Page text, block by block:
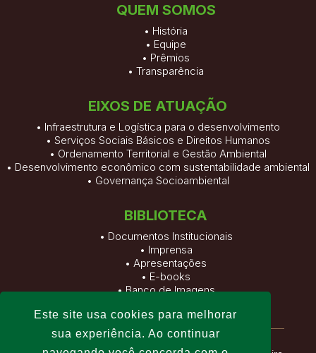
QUEM SOMOS
• História
• Equipe
• Prêmios
•Transparência
EIXOS DE ATUAÇÃO
• Infraestrutura e Logística para o desenvolvimento
• Serviços Sociais Básicos e Direitos Humanos
• Ordenamento Territorial e Gestão Ambiental
• Desenvolvimento econômico com sustentabilidade ambiental
• Governança Socioambiental
BIBLIOTECA
• Documentos Institucionais
• Imprensa
•Apresentações
• E-books
•Banco de Imagens
Este site usa cookies para melhorar
sua experiência. Ao continuar